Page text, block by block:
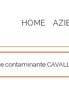
HOME
contaminante